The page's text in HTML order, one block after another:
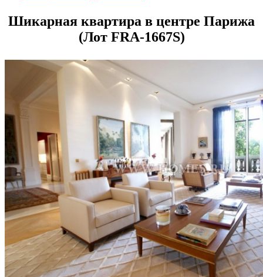
Шикарная квартира в центре Парижа
(Лот FRA-1667S)